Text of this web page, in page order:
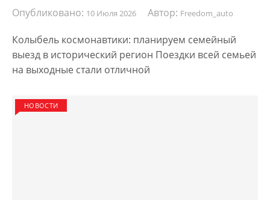
Опубликовано: 10 Июля 2026 Автор: Freedom_auto
Колыбель космонавтики: планируем семейный
выезд в исторический регион Поездки всей семьей
на выходные стали отличной
НОВОСТИ